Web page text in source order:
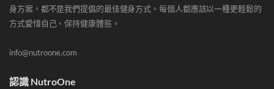
身方案，都不是我們提倡的最佳健身方式。每個人都應該以一種更輕鬆的
方式愛惜自己、保持健康體態。
info@nutroone.com
認識 NutroOne